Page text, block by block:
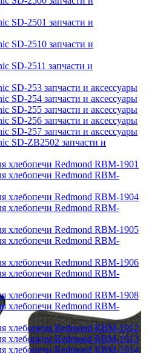
SD-2501 запчасти и
SD-2510 запчасти и
SD-2511 запчасти и
SD-253 запчасти и аксессуары
SD-254 запчасти и аксессуары
SD-255 запчасти и аксессуары
SD-256 запчасти и аксессуары
SD-257 запчасти и аксессуары
SD-ZB2502 запчасти и
хлебопечи Redmond RBM-1901
хлебопечи Redmond RBM-
хлебопечи Redmond RBM-1904
хлебопечи Redmond RBM-
хлебопечи Redmond RBM-1905
хлебопечи Redmond RBM-
хлебопечи Redmond RBM-1906
хлебопечи Redmond RBM-
хлебопечи Redmond RBM-1908
хлебопечи Redmond RBM-
хлебопечи Redmond RBM-1912
хлебопечи Redmond RBM-1913
хлебопечи Redmond RBM-1914